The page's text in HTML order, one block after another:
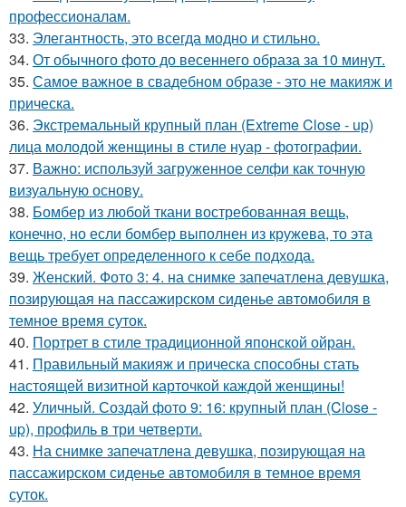
профессионалам.
33. Элегантность, это всегда модно и стильно.
34. От обычного фото до весеннего образа за 10 минут.
35. Самое важное в свадебном образе - это не макияж и
прическа.
36. Экстремальный крупный план (Extreme Close - up)
лица молодой женщины в стиле нуар - фотографии.
37. Важно: используй загруженное селфи как точную
визуальную основу.
38. Бомбер из любой ткани востребованная вещь,
конечно, но если бомбер выполнен из кружева, то эта
вещь требует определенного к себе подхода.
39. Женский. Фото 3: 4. на снимке запечатлена девушка,
позирующая на пассажирском сиденье автомобиля в
темное время суток.
40. Портрет в стиле традиционной японской ойран.
41. Правильный макияж и прическа способны стать
настоящей визитной карточкой каждой женщины!
42. Уличный. Создай фото 9: 16: крупный план (Close -
up), профиль в три четверти.
43. На снимке запечатлена девушка, позирующая на
пассажирском сиденье автомобиля в темное время
суток.